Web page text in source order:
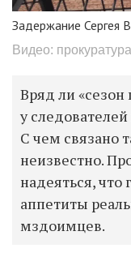
Задержание Сергея
Видео:
Вряд ли «сезон
у
С чем связано
неизвестно.
надеяться,
аппетиты
мздоимцев.